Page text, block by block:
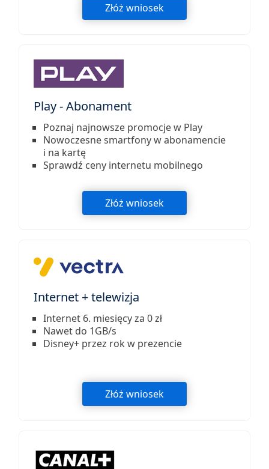
Złóż wniosek
Play - Abonament
Poznaj najnowsze promocje w Play
Nowoczesne smartfony w abonamencie
i na kartę
Sprawdź ceny internetu mobilnego
Złóż wniosek
Internet + telewizja
Internet 6. miesięcy za 0 zł
Nawet do 1GB/s
Disney+ przez rok w prezencie
Złóż wniosek